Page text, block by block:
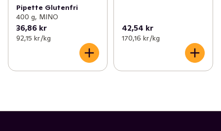
Pipette Glutenfri
400 g, MINO
36,86 kr
92,15 kr /kg
42,54 kr
170,16 kr /kg